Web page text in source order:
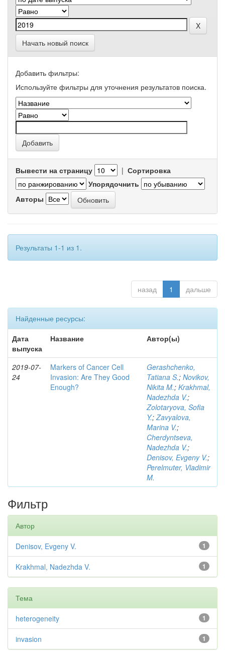
Начать новый поиск
Добавить фильтры:
Используйте фильтры для уточнения результатов поиска.
Вывести на страницу | Сортировка
Упорядочнить
Авторы
Результаты 1-1 из 1.
назад 1 дальше
Найденные ресурсы:
Дата
выпуска
Название Автор(ы)
2019-07-
24
Markers of Cancer Cell
Invasion: Are They Good
Enough?
Gerashchenko,
Tatiana S.; Novikov,
Nikita M.; Krakhmal,
Nadezhda V.;
Zolotaryova, Sofia
Y.;Zavyalova,
Marina V.;
Cherdyntseva,
Nadezhda V.;
Denisov, Evgeny V.;
Perelmuter, Vladimir
M.
Фильтр
Автор
1
Denisov, Evgeny V.
1
Krakhmal, Nadezhda V.
Тема
1
heterogeneity
1
invasion